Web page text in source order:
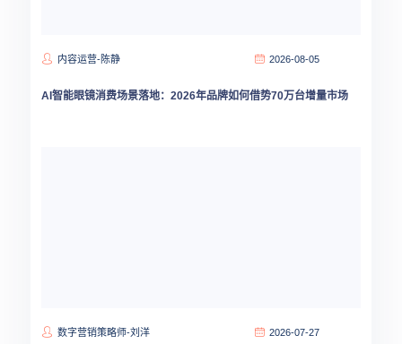
内容运营-陈静 2026-08-05
AI智能眼镜消费场景落地：2026年品牌如何借势70万台增量市场
数字营销策略师-刘洋 2026-07-27